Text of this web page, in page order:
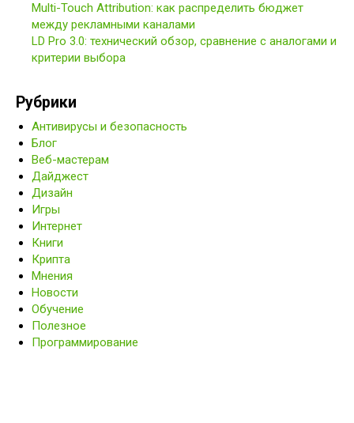
Multi-Touch Attribution: как распределить бюджет
между рекламными каналами
LD Pro 3.0: технический обзор, сравнение с аналогами и
критерии выбора
Рубрики
Антивирусы и безопасность
Блог
Веб-мастерам
Дайджест
Дизайн
Игры
Интернет
Книги
Крипта
Мнения
Новости
Обучение
Полезное
Программирование